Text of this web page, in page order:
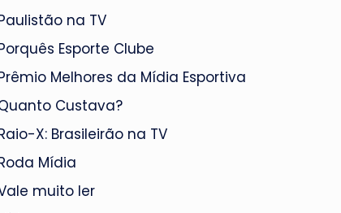
na TV
Esporte Clube
Melhores da Mídia Esportiva
Custava?
X: Brasileirão na TV
Mídia
muito ler